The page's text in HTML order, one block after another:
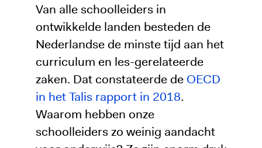
Van alle schoolleiders in
ontwikkelde landen besteden de
Nederlandse de minste tijd aan het
curriculum en les-gerelateerde
zaken. Dat constateerde de OECD
in het Talis rapport in 2018.
Waarom hebben onze
schoolleiders zo weinig aandacht